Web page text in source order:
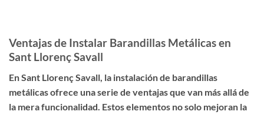
Ventajas de Instalar Barandillas Metálicas en
Sant Llorenç Savall
En Sant Llorenç Savall, la instalación de barandillas
metálicas ofrece una serie de ventajas que van más allá de
la mera funcionalidad. Estos elementos no solo mejoran la